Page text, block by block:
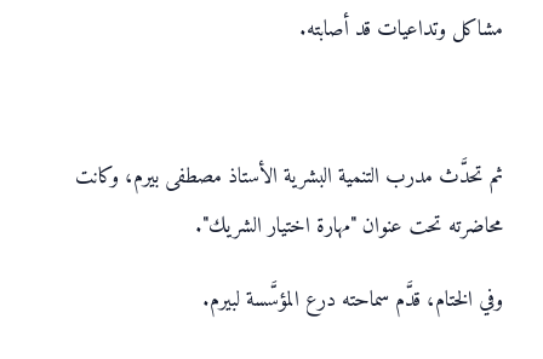
مشاكل وتداعيات قد أصابته.
ثم تحدَّث مدرب التنمية البشرية الأستاذ مصطفى بيرم، وكانت
محاضرته تحت عنوان "مهارة اختيار الشريك".
وفي الختام، قدَّم سماحته درع المؤسَّسة لبيرم.